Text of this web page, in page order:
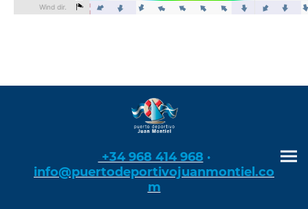
+34 968 414 968 ·
info@puertodeportivojuanmontiel.co
m